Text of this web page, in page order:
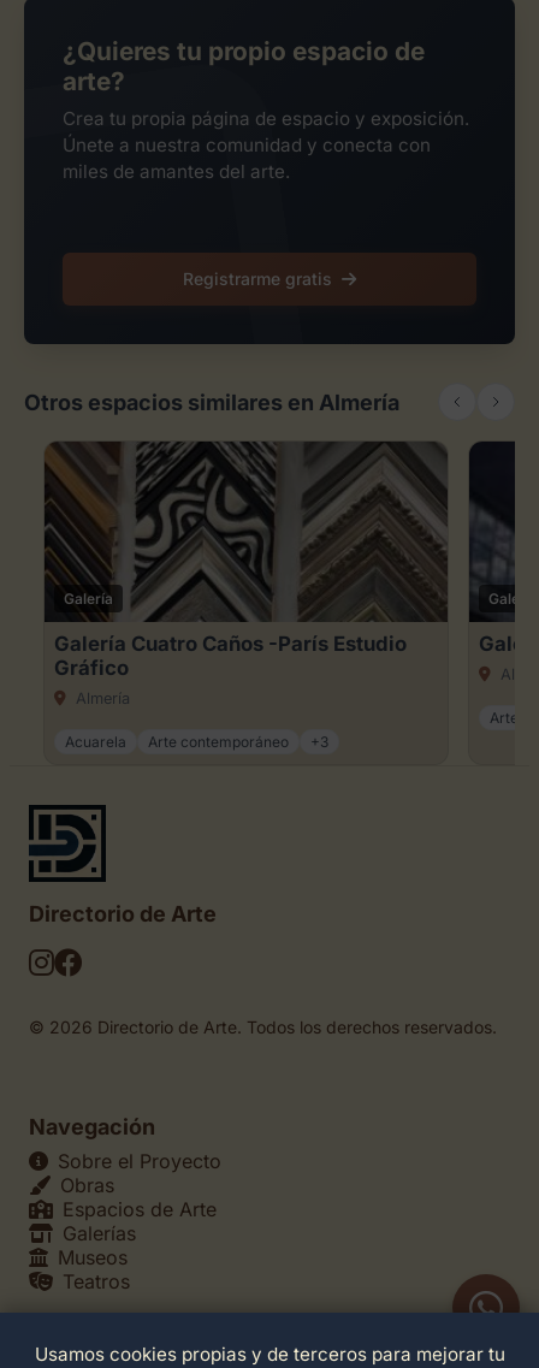
¿Quieres tu propio espacio de
arte?
Crea tu propia página de espacio y exposición.
Únete a nuestra comunidad y conecta con
miles de amantes del arte.
Registrarme gratis
Otros espacios similares en Almería
Galería
Galería Cuatro Caños -París Estudio
Gráfico
Almería
Acuarela Arte contemporáneo +3
Galería
Arte
Directorio de Arte
© 2026 Directorio de Arte. Todos los derechos reservados.
Navegación
Sobre el Proyecto
Obras
Espacios de Arte
Galerías
Museos
Teatros
Usamos cookies propias y de terceros para mejorar tu